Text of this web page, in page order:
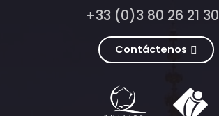
+33 (0)3 80 26 21 30
Contáctenos